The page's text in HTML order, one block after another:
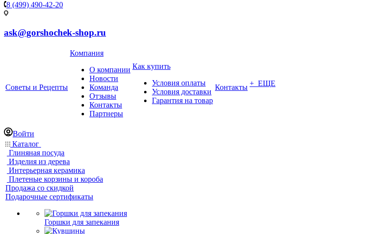
8 (499) 490-42-20
ask@gorshochek-shop.ru
Советы и Рецепты
Компания
О компании
Новости
Команда
Отзывы
Контакты
Партнеры
Как купить
Условия оплаты
Условия доставки
Гарантия на товар
Контакты + ЕЩЕ
Войти
Каталог
Глиняная посуда
Изделия из дерева
Интерьерная керамика
Плетеные корзины и короба
Продажа со скидкой
Подарочные сертификаты
Горшки для запекания